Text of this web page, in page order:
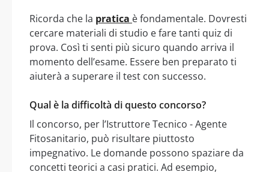
Ricorda che la pratica è fondamentale. Dovresti
cercare materiali di studio e fare tanti quiz di
prova. Così ti senti più sicuro quando arriva il
momento dell’esame. Essere ben preparato ti
aiuterà a superare il test con successo.
Qual è la difficoltà di questo concorso?
Il concorso, per l’Istruttore Tecnico - Agente
Fitosanitario, può risultare piuttosto
impegnativo. Le domande possono spaziare da
concetti teorici a casi pratici. Ad esempio,